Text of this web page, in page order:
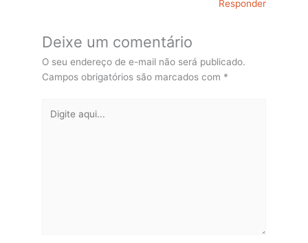
Responder
Deixe um comentário
O seu endereço de e-mail não será publicado.
Campos obrigatórios são marcados com *
aqui...